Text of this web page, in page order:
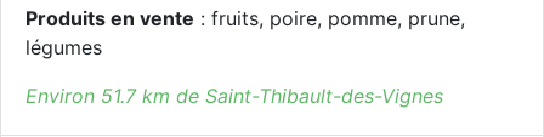
Produits en vente : fruits, poire, pomme, prune,
légumes
Environ 51.7 km de Saint-Thibault-des-Vignes